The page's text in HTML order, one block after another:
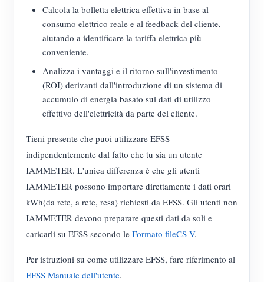
FAQ
Notizie
Blog
Centro contributori
Attività IAMMETER
Forum
App Store
Esplora il sito
Classifica FV
Contatto
Chi siamo
Calcola la bolletta elettrica effettiva in base al
consumo elettrico reale e al feedback del cliente,
aiutando a identificare la tariffa elettrica più
conveniente.
Analizza i vantaggi e il ritorno sull'investimento
(ROI) derivanti dall'introduzione di un sistema di
accumulo di energia basato sui dati di utilizzo
effettivo dell'elettricità da parte del cliente.
Tieni presente che puoi utilizzare EFSS
indipendentemente dal fatto che tu sia un utente
IAMMETER. L'unica differenza è che gli utenti
IAMMETER possono importare direttamente i dati orari
kWh(da rete, a rete, resa) richiesti da EFSS. Gli utenti non
IAMMETER devono preparare questi dati da soli e
caricarli su EFSS secondo le Formato fileCS V.
Per istruzioni su come utilizzare EFSS, fare riferimento al
EFSS Manuale dell'utente.